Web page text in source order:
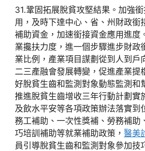
31.鞏固拓展脫貧攻堅結果。加強
用，及時下達中心、省、州財政銜
補助資金，加速銜接資金應用進度
業攙扶力度，進一個步驟進步財政
業比例，產業項目謀劃從到人到戶
二三產融會發展轉變，促進產業提
好脫貧生齒和監測對象動態監測和
推進脫貧生齒增收三年行動計劃實
及飲水平安等各項政策辦法落實到
務工補助、一次性獎補、勞務補助
巧培訓補助等就業補助政策， 醫美
員引導脫貧生齒和監測對象參加技